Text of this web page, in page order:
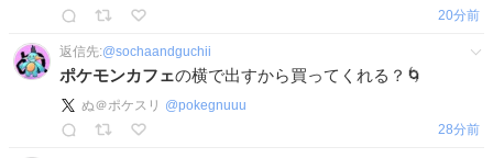
20分前
返信先:@sochaandguchii
ポケモンカフェの横で出すから買ってくれる？🌀
ぬ＠ポケスリ @pokegnuuu
28分前